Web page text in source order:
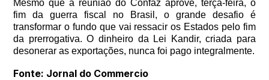
Mesmo que a reunião do Confaz aprove, terça-feira, o
fim da guerra fiscal no Brasil, o grande desafio é
transformar o fundo que vai ressacir os Estados pelo fim
da prerrogativa. O dinheiro da Lei Kandir, criada para
desonerar as exportações, nunca foi pago integralmente.
Fonte: Jornal do Commercio